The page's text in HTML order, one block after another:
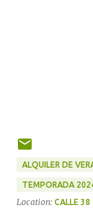
ALQUILER DE
TEMPORADA
Location: CALLE 38